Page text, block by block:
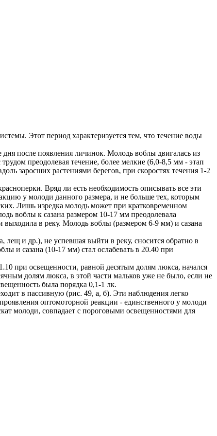
Этот период характеризуется тем, что течение воды
после появления личинок. Молодь воблы двигалась из
преодолевая течение, более мелкие (6,0-8,5 мм - этап
заросших растениями берегов, при скоростях течения 1-2
Вряд ли есть необходимость описывать все эти
у молоди данного размера, и не больше тех, которым
Лишь изредка молодь может при кратковременном
воблы к сазана размером 10-17 мм преодолевала
в реку. Молодь воблы (размером 6-9 мм) и сазана
лещ и др.), не успевшая выйти в реку, сносится обратно в
и сазана (10-17 мм) стал ослабевать в 20.40 при
при освещенности, равной десятым долям люкса, начался
долям люкса, в этой части мальков уже не было, если не
была порядка 0,1-1 лк.
в пассивную (рис. 49, а, б). Эти наблюдения легко
оптомоторной реакции - единственного у молоди
молоди, совпадает с пороговыми освещенностями для